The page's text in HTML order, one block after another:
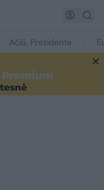
Ačiū, Prezidente